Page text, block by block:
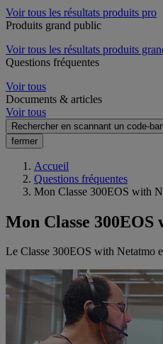
Voir tous les résultats produits pro
Produits grand public
Voir tous les résultats produits
Questions fréquentes
Voir tous
Documents & articles
Voir tous
Rechercher en scannant un code-
fermer
Accueil
Questions fréquentes
Mon Classe 300EOS with
Mon Classe 300EOS
Le Classe 300EOS with Netatmo